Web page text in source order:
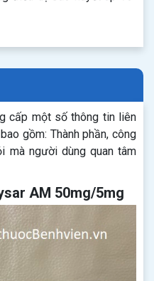
cấp một số thông tin liên
gồm: Thành phần, công
mà người dùng quan tâm
AM 50mg/5mg